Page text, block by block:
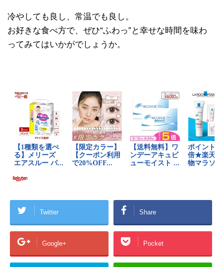
冷やしても良し、常温でも良し。
お好きな食べ方で、ぜひ“ふわっ”と幸せな時間を味わ
ってみてはいかがでしょうか。
Twitter Share
Google+ Pocket